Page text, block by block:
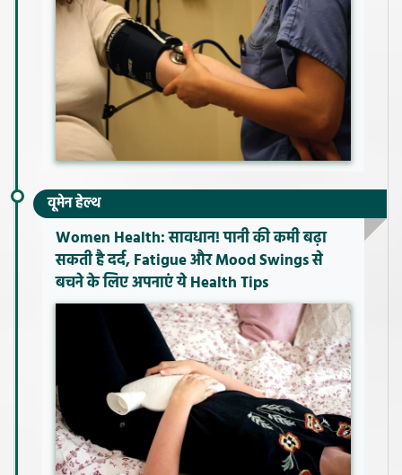
वूमेन हेल्थ
Women Health: सावधान! पानी की कमी बढ़ा
सकती है दर्द, Fatigue और Mood Swings से
बचने के लिए अपनाएं ये Health Tips